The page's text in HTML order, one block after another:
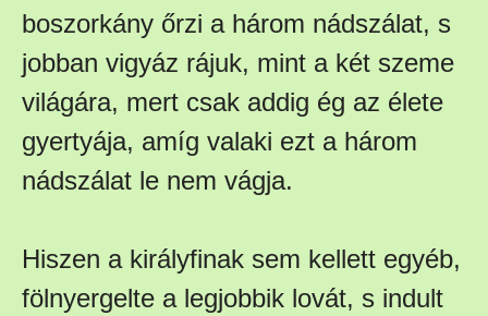
boszorkány őrzi a három nádszálat, s
jobban vigyáz rájuk, mint a két szeme
világára, mert csak addig ég az élete
gyertyája, amíg valaki ezt a három
nádszálat le nem vágja.
Hiszen a királyfinak sem kellett egyéb,
fölnyergelte a legjobbik lovát, s indult